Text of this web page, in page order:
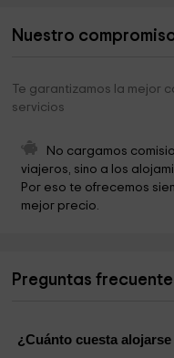
Iglesia parroquial de la
ES CEDRE PROJECTES, S.L.
Ayuntamiento De Mancor
Ayuntamiento de Mancor
Cementerio Parroquial de
Iglesia Parroquial de Santa
Nuestro
Te garantizamos la mejor
servicios
No cargamos
viajeros, sino a los
Por eso te ofrecemos
mejor precio.
Preguntas
¿Cuánto cuesta